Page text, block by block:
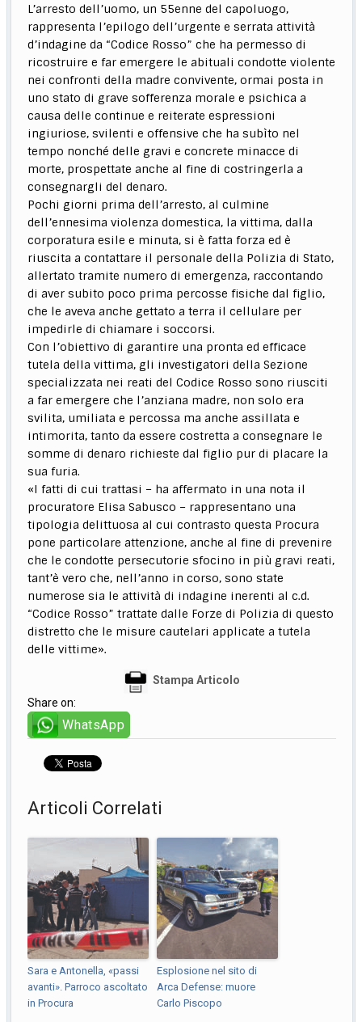
L’arresto dell’uomo, un 55enne del capoluogo,
rappresenta l’epilogo dell’urgente e serrata attività
d’indagine da “Codice Rosso” che ha permesso di
ricostruire e far emergere le abituali condotte violente
nei confronti della madre convivente, ormai posta in
uno stato di grave sofferenza morale e psichica a
causa delle continue e reiterate espressioni
ingiuriose, svilenti e offensive che ha subìto nel
tempo nonché delle gravi e concrete minacce di
morte, prospettate anche al fine di costringerla a
consegnargli del denaro.
Pochi giorni prima dell’arresto, al culmine
dell’ennesima violenza domestica, la vittima, dalla
corporatura esile e minuta, si è fatta forza ed è
riuscita a contattare il personale della Polizia di Stato,
allertato tramite numero di emergenza, raccontando
di aver subito poco prima percosse fisiche dal figlio,
che le aveva anche gettato a terra il cellulare per
impedirle di chiamare i soccorsi.
Con l’obiettivo di garantire una pronta ed efficace
tutela della vittima, gli investigatori della Sezione
specializzata nei reati del Codice Rosso sono riusciti
a far emergere che l’anziana madre, non solo era
svilita, umiliata e percossa ma anche assillata e
intimorita, tanto da essere costretta a consegnare le
somme di denaro richieste dal figlio pur di placare la
sua furia.
«I fatti di cui trattasi – ha affermato in una nota il
procuratore Elisa Sabusco – rappresentano una
tipologia delittuosa al cui contrasto questa Procura
pone particolare attenzione, anche al fine di prevenire
che le condotte persecutorie sfocino in più gravi reati,
tant’è vero che, nell’anno in corso, sono state
numerose sia le attività di indagine inerenti al c.d.
“Codice Rosso” trattate dalle Forze di Polizia di questo
distretto che le misure cautelari applicate a tutela
delle vittime».
Stampa Articolo
Share on:
WhatsApp
Articoli Correlati
Sara e Antonella, «passi
avanti». Parroco ascoltato
in Procura
Esplosione nel sito di
Arca Defense: muore
Carlo Piscopo